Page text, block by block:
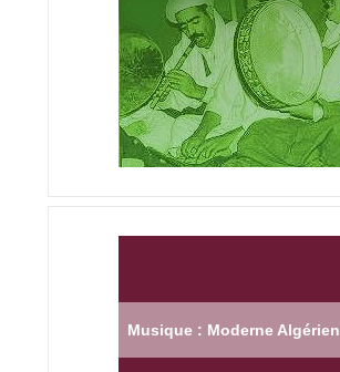
Musique : Moderne Algérien